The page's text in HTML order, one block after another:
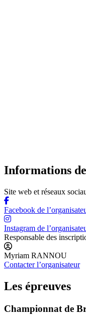
Informations
Site web et réseaux
Facebook de
Instagram de
Responsable des
Myriam RANNOU
Contacter l’organisateur
Les épreuves
Championnat de